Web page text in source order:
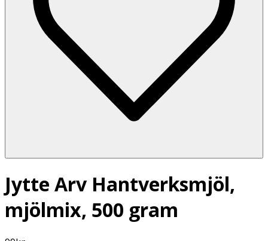
Jytte Arv Hantverksmjöl,
mjölmix, 500 gram